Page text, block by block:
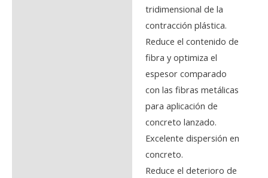
tridimensional de la
contracción plástica.
Reduce el contenido de
fibra y optimiza el
espesor comparado
con las fibras metálicas
para aplicación de
concreto lanzado.
Excelente dispersión en
concreto.
Reduce el deterioro de